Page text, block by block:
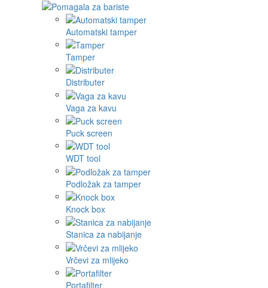
Automatski tamper
Tamper
Distributer
Vaga za kavu
Puck screen
WDT tool
Podložak za tamper
Knock box
Stanica za nabijanje
Vrčevi za mlijeko
Portafilter